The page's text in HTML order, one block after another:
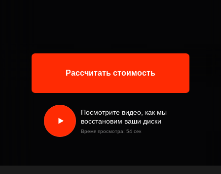
Рассчитать стоимость
Посмотрите видео, как мы
восстановим ваши диски
Время просмотра: 54 сек